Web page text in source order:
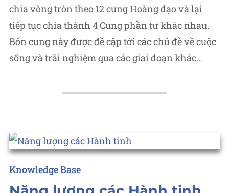
chia vòng tròn theo 12 cung Hoàng đạo và lại
tiếp tục chia thành 4 Cung phần tư khác nhau.
Bốn cung này được đề cập tới các chủ đề về cuộc
sống và trãi nghiệm qua các giai đoạn khác…
Posted
in
Knowledge Base